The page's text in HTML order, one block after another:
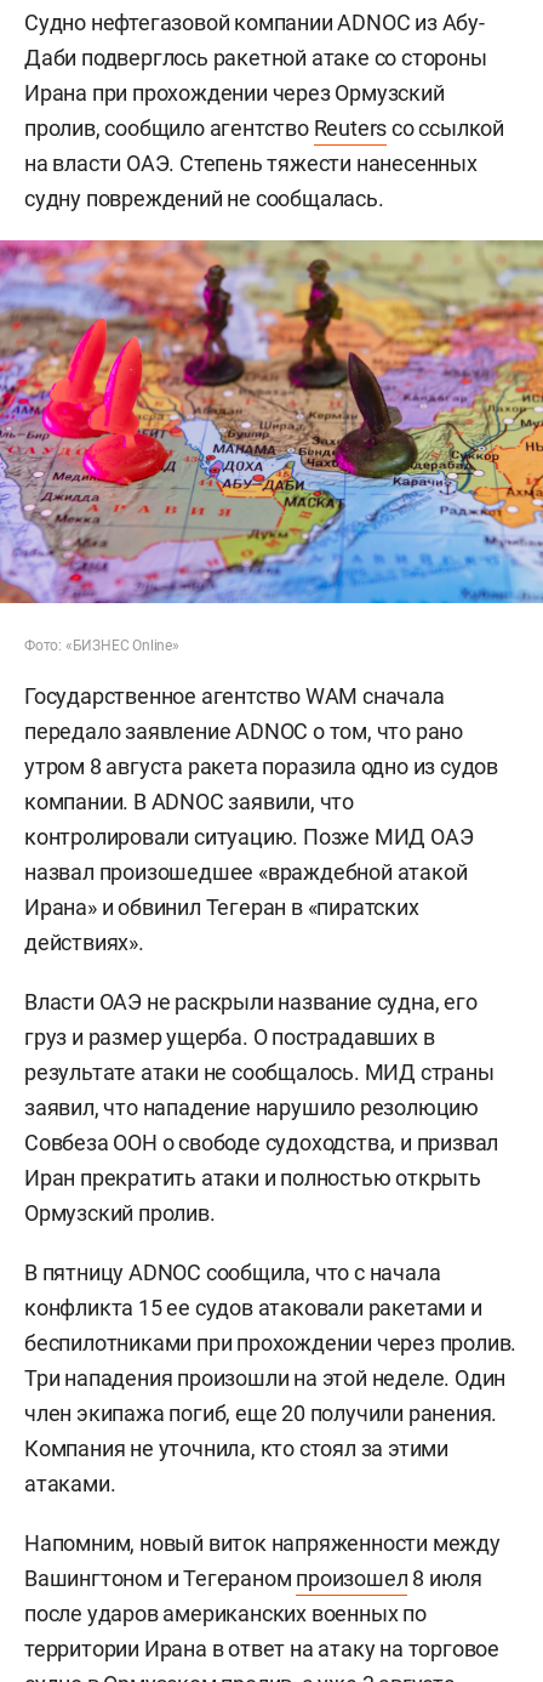
Судно нефтегазовой компании ADNOC из Абу-
Даби подверглось ракетной атаке со стороны
Ирана при прохождении через Ормузский
пролив, сообщило агентство Reutersсо ссылкой
на власти ОАЭ. Степень тяжести нанесенных
судну повреждений не сообщалась.
Фото: «БИЗНЕС Online»
Государственное агентство WAM сначала
передало заявление ADNOC о том, что рано
утром 8 августа ракета поразила одно из судов
компании. В ADNOC заявили, что
контролировали ситуацию. Позже МИД ОАЭ
назвал произошедшее «враждебной атакой
Ирана» и обвинил Тегеран в «пиратских
действиях».
Власти ОАЭ не раскрыли название судна, его
груз и размер ущерба. О пострадавших в
результате атаки не сообщалось. МИД страны
заявил, что нападение нарушило резолюцию
Совбеза ООН о свободе судоходства, и призвал
Иран прекратить атаки и полностью открыть
Ормузский пролив.
В пятницу ADNOC сообщила, что с начала
конфликта 15 ее судов атаковали ракетами и
беспилотниками при прохождении через пролив.
Три нападения произошли на этой неделе. Один
член экипажа погиб, еще 20 получили ранения.
Компания не уточнила, кто стоял за этими
атаками.
Напомним, новый виток напряженности между
Вашингтоном и Тегераном произошел 8 июля
после ударов американских военных по
территории Ирана в ответ на атаку на торговое